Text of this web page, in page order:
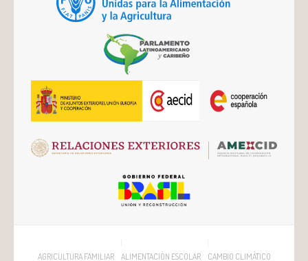
AGRICULTURA FAMILIAR ALIMENTACIÓN ESCOLAR CAMBIO CLIMÁTICO